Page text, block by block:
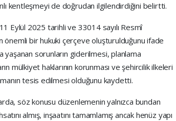
kentleşmeyi de doğrudan ilgilendirdiğini belirtti.
Eylül 2025 tarihli ve 33014 sayılı Resmî
önemli bir hukuki çerçeve oluşturulduğunu ifade
sorunların giderilmesi, planlama
mülkiyet haklarının korunması ve şehircilik ilkeleri
tesis edilmesi olduğunu kaydetti.
söz konusu düzenlemenin yalnızca bundan
almış, inşaatını tamamlamış ancak henüz yapı